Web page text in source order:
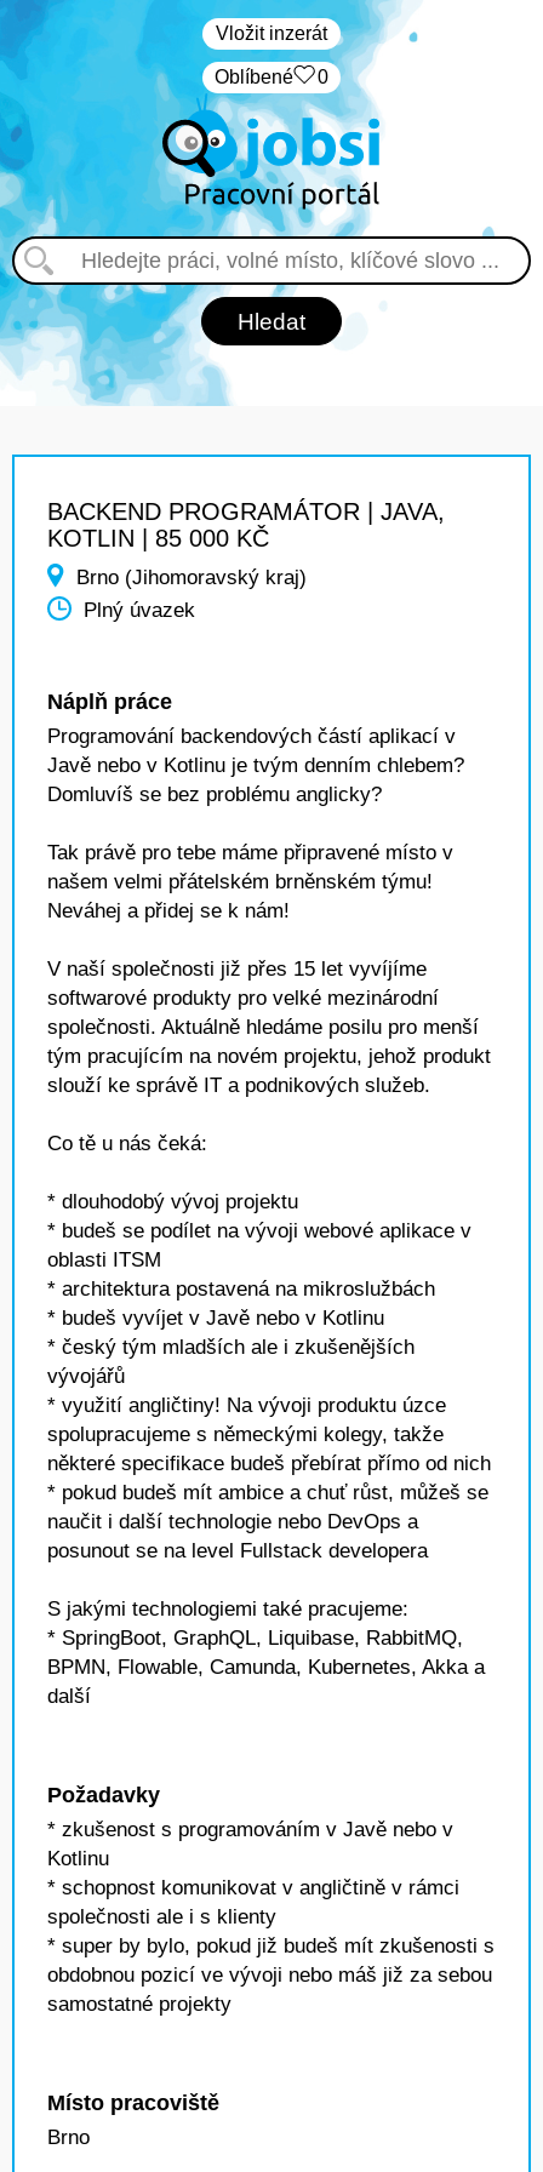
Vložit inzerát
Oblíbené 0
BACKEND PROGRAMÁTOR | JAVA,
KOTLIN | 85 000 KČ
Brno (Jihomoravský kraj)
Plný úvazek
Náplň práce
Programování backendových částí aplikací v
Javě nebo v Kotlinu je tvým denním chlebem?
Domluvíš se bez problému anglicky?
Tak právě pro tebe máme připravené místo v
našem velmi přátelském brněnském týmu!
Neváhej a přidej se k nám!
V naší společnosti již přes 15 let vyvíjíme
softwarové produkty pro velké mezinárodní
společnosti. Aktuálně hledáme posilu pro menší
tým pracujícím na novém projektu, jehož produkt
slouží ke správě IT a podnikových služeb.
Co tě u nás čeká:
* dlouhodobý vývoj projektu
* budeš se podílet na vývoji webové aplikace v
oblasti ITSM
* architektura postavená na mikroslužbách
* budeš vyvíjet v Javě nebo v Kotlinu
* český tým mladších ale i zkušenějších
vývojářů
* využití angličtiny! Na vývoji produktu úzce
spolupracujeme s německými kolegy, takže
některé specifikace budeš přebírat přímo od nich
* pokud budeš mít ambice a chuť růst, můžeš se
naučit i další technologie nebo DevOps a
posunout se na level Fullstack developera
S jakými technologiemi také pracujeme:
* SpringBoot, GraphQL, Liquibase, RabbitMQ,
BPMN, Flowable, Camunda, Kubernetes, Akka a
další
Požadavky
* zkušenost s programováním v Javě nebo v
Kotlinu
* schopnost komunikovat v angličtině v rámci
společnosti ale i s klienty
* super by bylo, pokud již budeš mít zkušenosti s
obdobnou pozicí ve vývoji nebo máš již za sebou
samostatné projekty
Místo pracoviště
Brno